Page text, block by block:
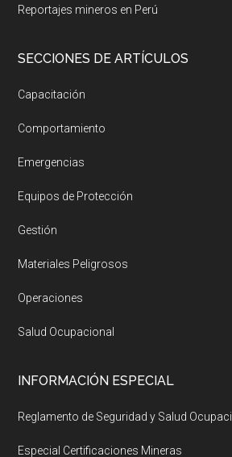
Reportajes mineros en Perú
SECCIONES DE ARTÍCULOS
Capacitación
Comportamiento
Emergencias
Equipos de Protección
Gestión
Materiales Peligrosos
Operaciones
Salud Ocupacional
INFORMACIÓN ESPECIAL
Reglamento de Seguridad y Salud
Especial Certificaciones Mineras